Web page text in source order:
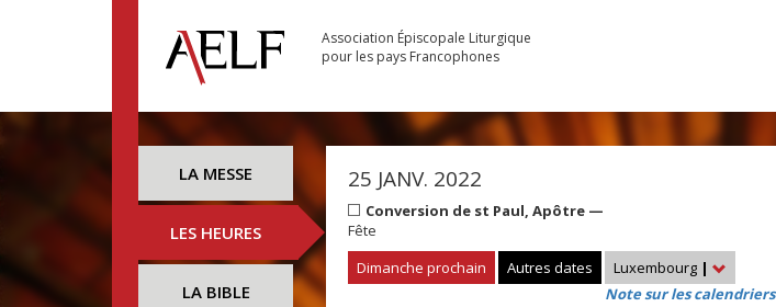
Association Épiscopale Liturgique
pour les pays Francophones
LA MESSE
LES HEURES
LA BIBLE
25 JANV. 2022
Conversion de st Paul, Apôtre —
Fête
Dimanche prochain
Autres dates Luxembourg |
Note sur les calendriers